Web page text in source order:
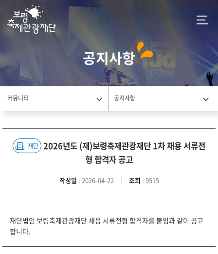
공지사항
커뮤니티 공지사항
재단 2026년도 (재)보령축제관광재단 1차 채용 서류전
형 합격자 공고
작성일 : 2026-04-22 조회 : 9515
재단법인 보령축제관광재단 채용 서류전형 합격자를 붙임과 같이 공고
합니다.